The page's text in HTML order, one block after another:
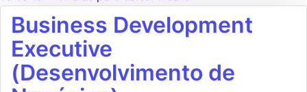
Business Development
Executive
(Desenvolvimento de